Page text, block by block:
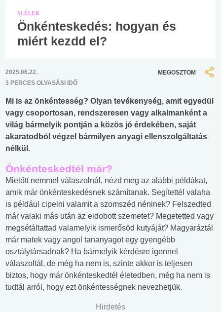
#LÉLEK
Önkénteskedés: hogyan és
miért kezdd el?
2025.06.22.
3 PERCES OLVASÁSI IDŐ
MEGOSZTOM
Mi is az önkéntesség? Olyan tevékenység, amit egyedül
vagy csoportosan, rendszeresen vagy alkalmanként a
világ bármelyik pontján a közös jó érdekében, saját
akaratodból végzel bármilyen anyagi ellenszolgáltatás
nélkül.
Önkénteskedtél már?
Mielőtt nemmel válaszolnál, nézd meg az alábbi példákat,
amik már önkénteskedésnek számítanak. Segítettél valaha
is például cipelni valamit a szomszéd néninek? Felszedted
már valaki más után az eldobott szemetet? Megetetted vagy
megsétáltattad valamelyik ismerősöd kutyáját? Magyaráztál
már matek vagy angol tananyagot egy gyengébb
osztálytársadnak? Ha bármelyik kérdésre igennel
válaszoltál, de még ha nem is, szinte akkor is teljesen
biztos, hogy már önkénteskedtél életedben, még ha nem is
tudtál arról, hogy ezt önkéntességnek nevezhetjük.
Hirdetés